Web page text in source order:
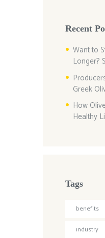
Recent
Want to
Longer?
Greek
How
Healthy
Tags
benefits
industry